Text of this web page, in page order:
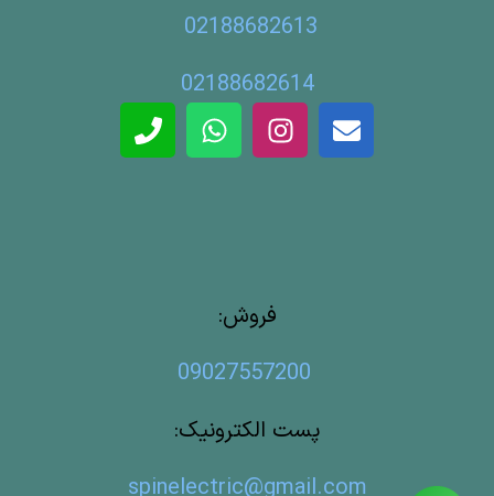
02188682613
02188682614
فروش:
09027557200
پست الکترونیک:
spinelectric@gmail.com